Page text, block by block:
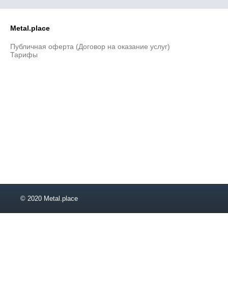
Metal.place
Публичная оферта (Договор на оказание услуг)
Тарифы
© 2020 Metal.place